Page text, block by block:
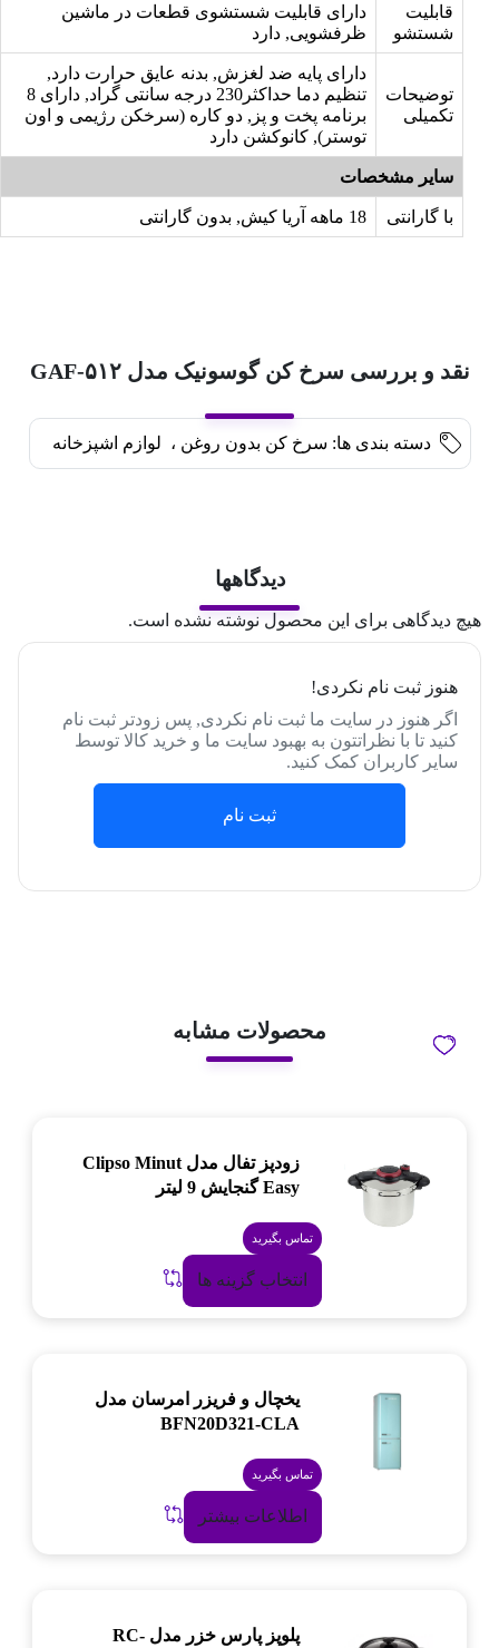
قابلیت
شستشو
دارای قابلیت شستشوی قطعات در ماشین
ظرفشویی, دارد
توضیحات
تکمیلی
دارای پایه ضد لغزش, بدنه عایق حرارت دارد,
تنظیم دما حداکثر230 درجه سانتی گراد, دارای 8
برنامه پخت و پز, دو کاره (سرخکن رژیمی و اون
توستر), کانوکشن دارد
سایر مشخصات
با گارانتی 18 ماهه آریا کیش, بدون گارانتی
نقد و بررسی سرخ کن گوسونیک مدل GAF-۵۱۲
دسته بندی ها: سرخ کن بدون روغن ، لوازم اشپزخانه
دیدگاهها
هیچ دیدگاهی برای این محصول نوشته نشده است.
هنوز ثبت نام نکردی!
اگر هنوز در سایت ما ثبت نام نکردی, پس زودتر ثبت نام
کنید تا با نظراتتون به بهبود سایت ما و خرید کالا توسط
سایر کاربران کمک کنید.
ثبت نام
محصولات مشابه
زودپز تفال مدل Clipso Minut
Easy گنجایش 9 لیتر
تماس بگیرید
انتخاب گزینه ها
یخچال و فریزر امرسان مدل
BFN20D321-CLA
تماس بگیرید
اطلاعات بیشتر
پلوپز پارس خزر مدل RC-